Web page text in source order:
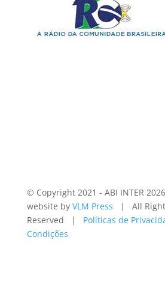
© Copyright 2021 - ABI INTER
website by VLM Press | All
Reserved | Políticas de
Condições